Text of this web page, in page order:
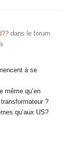
dans le forum
à se
même qu’en
?
qu’aux US?